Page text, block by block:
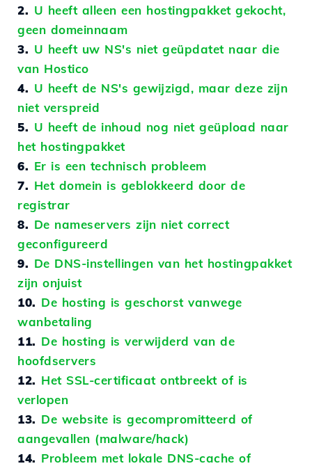
2. U heeft alleen een hostingpakket gekocht,
geen domeinnaam
3. U heeft uw NS's niet geüpdatet naar die
van Hostico
4. U heeft de NS's gewijzigd, maar deze zijn
niet verspreid
5. U heeft de inhoud nog niet geüpload naar
het hostingpakket
6. Er is een technisch probleem
7. Het domein is geblokkeerd door de
registrar
8. De nameservers zijn niet correct
geconfigureerd
9. De DNS-instellingen van het hostingpakket
zijn onjuist
10. De hosting is geschorst vanwege
wanbetaling
11. De hosting is verwijderd van de
hoofdservers
12. Het SSL-certificaat ontbreekt of is
verlopen
13. De website is gecompromitteerd of
aangevallen (malware/hack)
14. Probleem met lokale DNS-cache of